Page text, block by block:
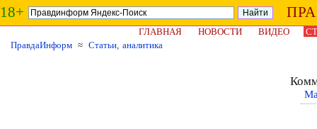
18+
ГЛАВНАЯ НОВОСТИ ВИДЕО
ПравдаИнформ ≈ Статьи, аналитика